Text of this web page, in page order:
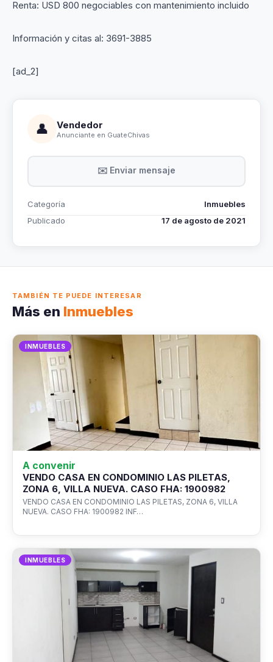
Renta: USD 800 negociables con mantenimiento incluido
Información y citas al: 3691-3885
[ad_2]
👤 Vendedor
Anunciante en GuateChivas
✉️ Enviar mensaje
Categoría
Inmuebles
Publicado
17 de agosto de 2021
TAMBIÉN TE PUEDE INTERESAR
Más en Inmuebles
INMUEBLES
A convenir
VENDO CASA EN CONDOMINIO LAS PILETAS,
ZONA 6, VILLA NUEVA. CASO FHA: 1900982
VENDO CASA EN CONDOMINIO LAS PILETAS, ZONA 6, VILLA
NUEVA. CASO FHA: 1900982 INF…
INMUEBLES